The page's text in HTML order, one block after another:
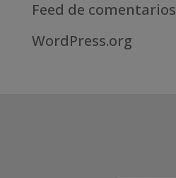
Feed de comentarios
WordPress.org